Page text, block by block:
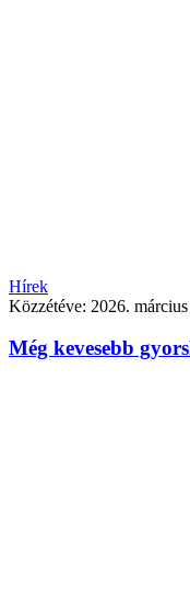
Hírek
Közzétéve: 2026.
Még kevesebb